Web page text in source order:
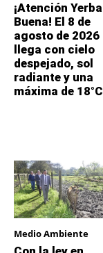
¡Atención Yerba
Buena! El 8 de
agosto de 2026
llega con cielo
despejado, sol
radiante y una
máxima de 18°C
Medio Ambiente